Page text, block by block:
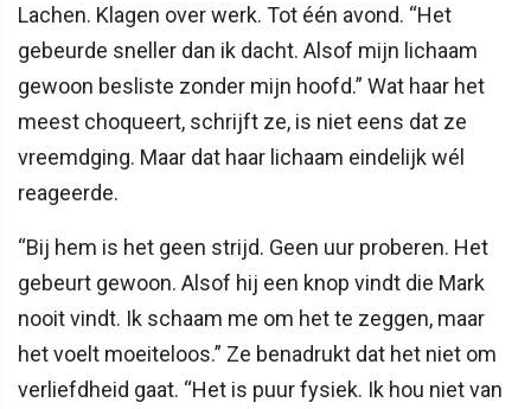
Lachen. Klagen over werk. Tot één avond. “Het
gebeurde sneller dan ik dacht. Alsof mijn lichaam
gewoon besliste zonder mijn hoofd.” Wat haar het
meest choqueert, schrijft ze, is niet eens dat ze
vreemdging. Maar dat haar lichaam eindelijk wél
reageerde.
“Bij hem is het geen strijd. Geen uur proberen. Het
gebeurt gewoon. Alsof hij een knop vindt die Mark
nooit vindt. Ik schaam me om het te zeggen, maar
het voelt moeiteloos.” Ze benadrukt dat het niet om
verliefdheid gaat. “Het is puur fysiek. Ik hou niet van